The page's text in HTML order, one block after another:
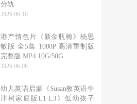
分轨
2026-06-10
港产情色片《新金瓶梅》杨思
敏版 全5集 1080P 高清重制版
完整版 MP4 10G/50G
2026-06-08
幼儿英语启蒙《Susan教英语牛
津树家庭版L1-L3》低幼孩子